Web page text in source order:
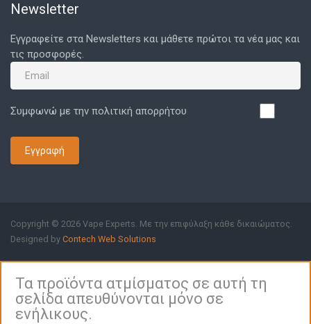
Newsletter
Εγγραφείτε στα Newsletters και μάθετε πρώτοι τα νέα μας και
τις προσφορές.
Συμφωνώ με την πολιτική απορρήτου
Εγγραφή
Copyright © 2026 Vape Experts. Με την επιφύλαξη κάθε δικαιώματος.
Designed by Contech Web Solutions
Τα προϊόντα ατμίσματος σε αυτή τη
σελίδα απευθύνονται μόνο σε
ενήλικους.